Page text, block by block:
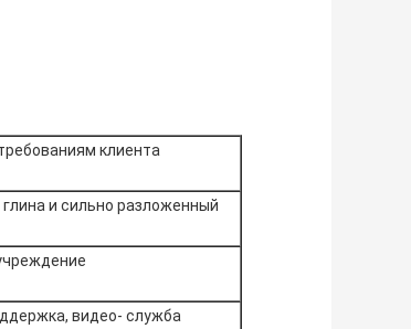
клиента
глина и сильно разложенный
видео- служба